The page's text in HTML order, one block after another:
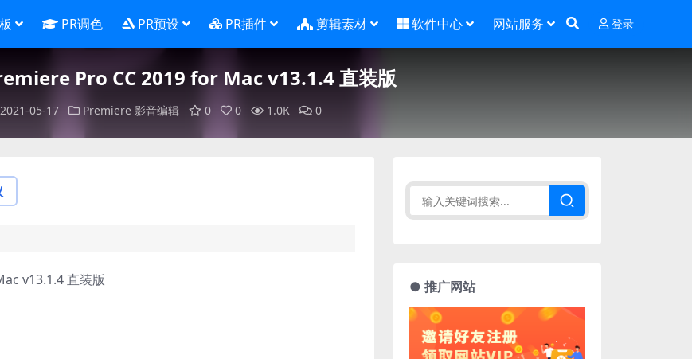
PR调色 PR预设 PR插件 剪辑素材 软件中心 网站服务 登录
Pro CC 2019 for Mac v13.1.4 直装版
2021-05-17 Premiere 影音编辑 0 0 1.0K 0
v13.1.4 直装版
● 推广网站